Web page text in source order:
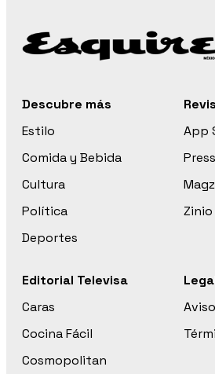
Descubre más
Estilo
Comida y Bebida
Cultura
Política
Deportes
App
Zinio
Editorial Televisa
Caras
Cocina Fácil
Cosmopolitan